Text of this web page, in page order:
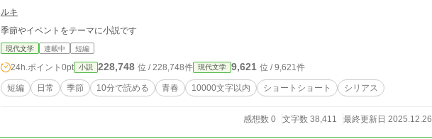
ルキ
季節やイベントをテーマに小説です
現代文学 連載中 短編
24h.ポイント 0pt 小説 228,748 位 / 228,748件 現代文学 9,621 位 / 9,621件
短編 日常 季節 10分で読める 青春 10000文字以内 ショートショート シリアス
感想数 0 文字数 38,411 最終更新日 2025.12.26